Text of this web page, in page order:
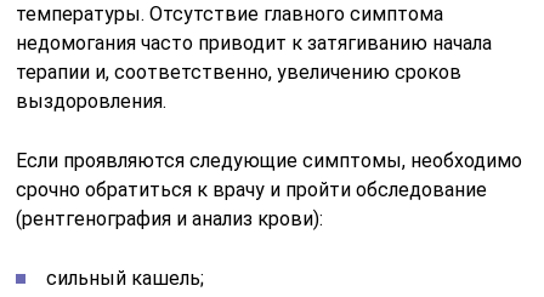
температуры. Отсутствие главного симптома
недомогания часто приводит к затягиванию начала
терапии и, соответственно, увеличению сроков
выздоровления.
Если проявляются следующие симптомы, необходимо
срочно обратиться к врачу и пройти обследование
(рентгенография и анализ крови):
сильный кашель;